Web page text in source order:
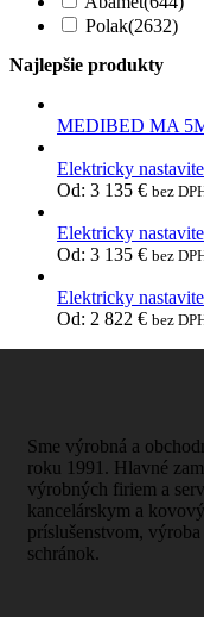
Polak(2632)
Najlepšie produkty
MEDIBED MA 5M
Elektricky
Od: 3 135 € bez
Elektricky
Od: 3 135 € bez
Elektricky
Od: 2 822 € bez
Sme výrobná a
roku 1991. Hlavné
výrobných firiem a
kancelárskym a
príslušenstvom,
schránok.